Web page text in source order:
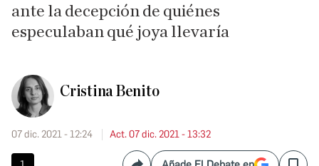
ante la decepción de quiénes
especulaban qué joya llevaría
Cristina Benito
07 dic. 2021 - 12:24 Act. 07 dic. 2021 - 13:32